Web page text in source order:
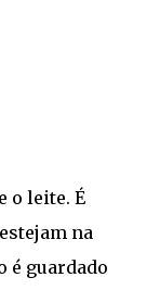
o leite. É
na
é guardado